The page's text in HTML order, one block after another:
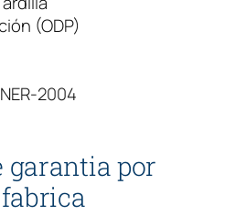
(ODP)
2004
garantia por